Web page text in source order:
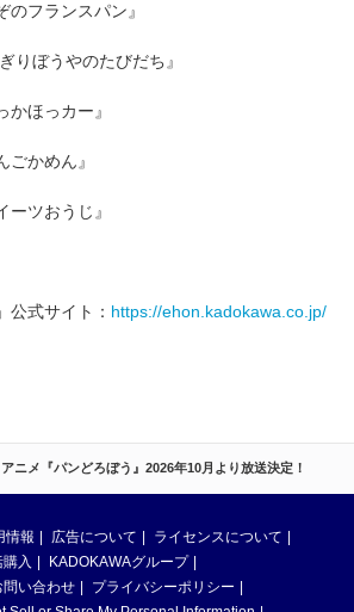
アニメ『パンどろぼう』2026年10月より放送決定！
のフランスパン』
りぼうやのたびだち』
かほっカー』
ごかめん』
ーツおうじ』
公式サイト： https://ehon.kadokawa.co.jp/
情報 広告について
ライセンスについて
入
KADOKAWAグループ
問い合わせ
プライバシーポリシー